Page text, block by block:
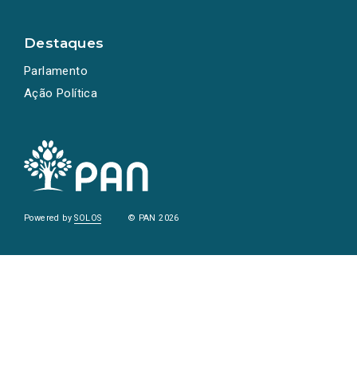
Destaques
Parlamento
Ação Política
Powered bySOLOS © PAN 2026